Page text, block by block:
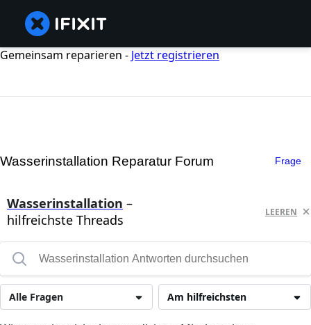
Gemeinsam reparieren - Jetzt registrieren
Wasserinstallation Reparatur Forum Frage
Wasserinstallation –
hilfreichste Threads
LEEREN
Am hilfreichsten
Alle Fragen